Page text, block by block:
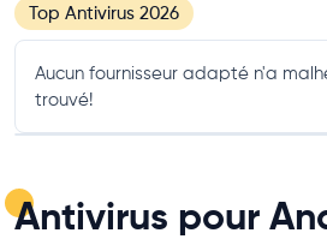
Top Antivirus 2026
Aucun fournisseur adapté n'a
trouvé!
Antivirus pour